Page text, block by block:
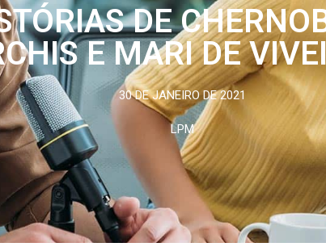
DE
E MARI DE
30 DE JANEIRO DE 2021
LPM